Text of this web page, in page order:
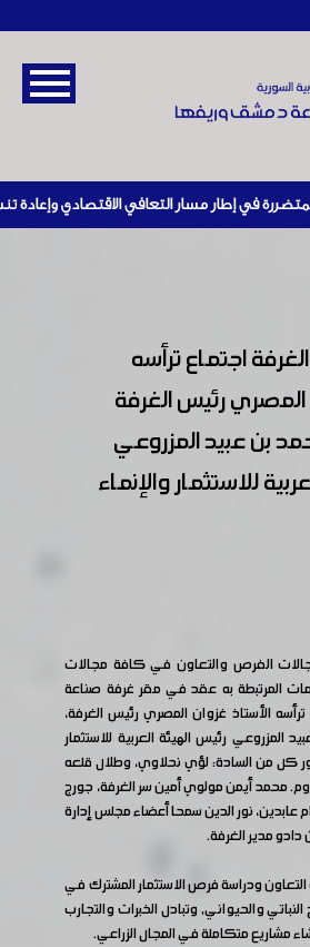
اجتماع ترأسه
المصري رئيس الغرفة
بن عبيد المزروعي
للاستثمار والإنماء
الفرص والتعاون في كافة مجالات
المرتبطة به عقد في مقر غرفة صناعة
الأستاذ غزوان المصري رئيس الغرفة،
المزروعي رئيس الهيئة العربية للاستثمار
كل من السادة: لؤي نحلاوي، وطلال قلعه
وم. محمد أيمن مولوي أمين سر الغرفة، جورج
عابدين، نور الدين سمحا أعضاء مجلس إدارة
دادو مدير الغرفة.
التعاون ودراسة فرص الاستثمار المشترك في
والحيواني, وتبادل الخبرات والتجارب
مشاريع متكاملة في المجال الزراعي.